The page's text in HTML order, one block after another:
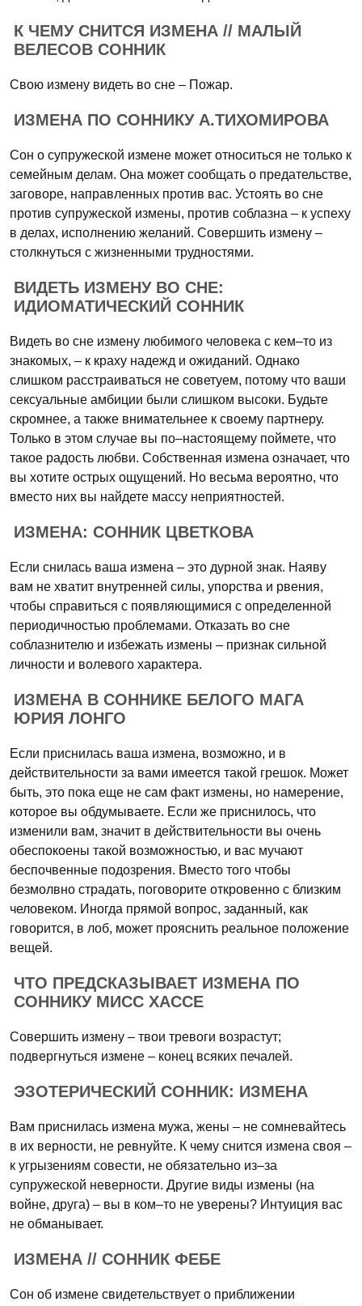
К ЧЕМУ СНИТСЯ ИЗМЕНА // МАЛЫЙ
ВЕЛЕСОВ СОННИК
Свою измену видеть во сне – Пожар.
ИЗМЕНА ПО СОННИКУ А.ТИХОМИРОВА
Сон о супружеской измене может относиться не только к
семейным делам. Она может сообщать о предательстве,
заговоре, направленных против вас. Устоять во сне
против супружеской измены, против соблазна – к успеху
в делах, исполнению желаний. Совершить измену –
столкнуться с жизненными трудностями.
ВИДЕТЬ ИЗМЕНУ ВО СНЕ:
ИДИОМАТИЧЕСКИЙ СОННИК
Видеть во сне измену любимого человека с кем–то из
знакомых, – к краху надежд и ожиданий. Однако
слишком расстраиваться не советуем, потому что ваши
сексуальные амбиции были слишком высоки. Будьте
скромнее, а также внимательнее к своему партнеру.
Только в этом случае вы по–настоящему поймете, что
такое радость любви. Собственная измена означает, что
вы хотите острых ощущений. Но весьма вероятно, что
вместо них вы найдете массу неприятностей.
ИЗМЕНА: СОННИК ЦВЕТКОВА
Если снилась ваша измена – это дурной знак. Наяву
вам не хватит внутренней силы, упорства и рвения,
чтобы справиться с появляющимися с определенной
периодичностью проблемами. Отказать во сне
соблазнителю и избежать измены – признак сильной
личности и волевого характера.
ИЗМЕНА В СОННИКЕ БЕЛОГО МАГА
ЮРИЯ ЛОНГО
Если приснилась ваша измена, возможно, и в
действительности за вами имеется такой грешок. Может
быть, это пока еще не сам факт измены, но намерение,
которое вы обдумываете. Если же приснилось, что
изменили вам, значит в действительности вы очень
обеспокоены такой возможностью, и вас мучают
беспочвенные подозрения. Вместо того чтобы
безмолвно страдать, поговорите откровенно с близким
человеком. Иногда прямой вопрос, заданный, как
говорится, в лоб, может прояснить реальное положение
вещей.
ЧТО ПРЕДСКАЗЫВАЕТ ИЗМЕНА ПО
СОННИКУ МИСС ХАССЕ
Совершить измену – твои тревоги возрастут;
подвергнуться измене – конец всяких печалей.
ЭЗОТЕРИЧЕСКИЙ СОННИК: ИЗМЕНА
Вам приснилась измена мужа, жены – не сомневайтесь
в их верности, не ревнуйте. К чему снится измена своя –
к угрызениям совести, не обязательно из–за
супружеской неверности. Другие виды измены (на
войне, друга) – вы в ком–то не уверены? Интуиция вас
не обманывает.
ИЗМЕНА // СОННИК ФЕБЕ
Сон об измене свидетельствует о приближении